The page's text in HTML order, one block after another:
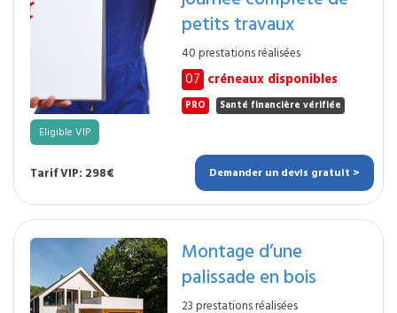
petits travaux
40 prestations réalisées
07 créneaux disponibles
PRO Santé financière vérifiée
Eligible VIP
Tarif VIP: 298€ Demander un devis gratuit >
Montage d’une
palissade en bois
23 prestations réalisées